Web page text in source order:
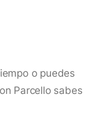
o puedes
Parcello sabes